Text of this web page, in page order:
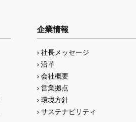
企業情報
社長メッセージ
沿革
会社概要
営業拠点
環境方針
サステナビリティ